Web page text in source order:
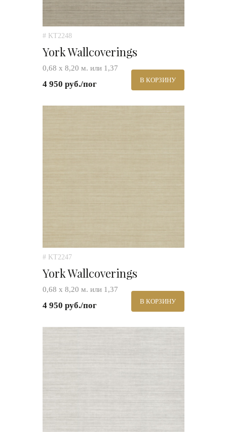
# KT2248
York Wallcoverings
0,68 х 8,20 м. или 1,37
4 950 руб./пог В КОРЗИНУ
# KT2247
York Wallcoverings
0,68 х 8,20 м. или 1,37
4 950 руб./пог В КОРЗИНУ